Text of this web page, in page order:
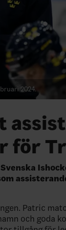
2024.
för
Patric
och goda